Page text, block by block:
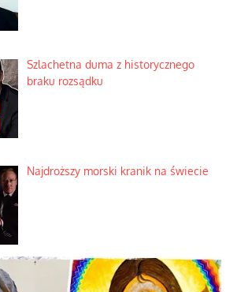
Szlachetna duma z historycznego
braku rozsądku
Najdroższy morski kranik na świecie